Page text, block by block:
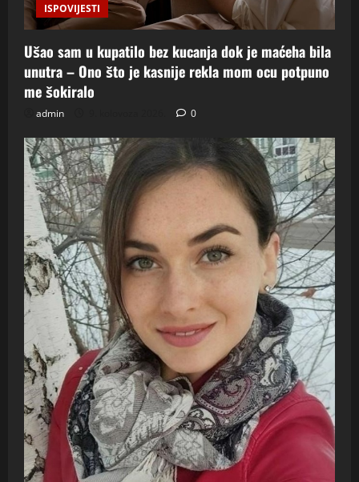
ISPOVIJESTI
Ušao sam u kupatilo bez kucanja dok je maćeha bila
unutra – Ono što je kasnije rekla mom ocu potpuno
me šokiralo
admin 0